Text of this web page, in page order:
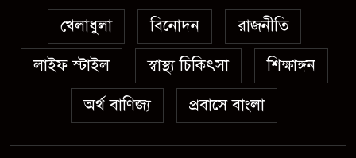
পুলিশ
সেনবাগে নতুন গ্যাস কূপের খনন
শুরু, মিলতে পারে দৈনিক ৫-৭
মিলিয়ন ঘনফুট গ্যাস
মেয়েকে ধর্ষণের অভিযোগে সেনবাগে
খেলাধুলা বিনোদন
রাজনীতি
লাইফ স্টাইল
স্বাস্থ্য চিকিৎসা
শিক্ষাঙ্গন
অর্থ বাণিজ্য
প্রবাসে বাংলা